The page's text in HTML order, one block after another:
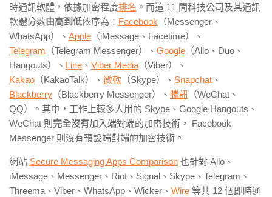
時通訊軟體，依據加密程度排名 。而這 11 間科技公司及其通訊
軟體分數由高到低依序為： Facebook （Messenger 、
WhatsApp）、 Apple （iMessage 、 Facetime）、
Telegram （Telegram Messenger）、 Google （Allo 、 Duo 、
Hangouts）、 Line 、 Viber Media （Viber）、
Kakao （KakaoTalk）、 微軟 （Skype）、 Snapchat 、
Blackberry （Blackberry Messenger）、 騰訊 （WeChat 、
QQ）。其中，工作上較多人用的 Skype 、 Google Hangouts 、
WeChat 則 完全沒有加入端對端的加密技術，
Facebook
Messenger 則沒有預設端對端的加密技術。
網站 Secure Messaging Apps Comparison 也針對 Allo 、
iMessage 、 Messenger 、 Riot 、 Signal 、 Skype 、 Telegram 、
Threema 、 Viber 、 WhatsApp 、 Wicker 、 Wire 等共 12 個即時通